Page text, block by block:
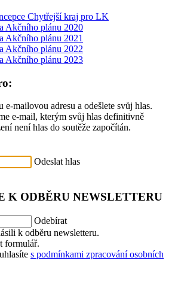
Chytřejší kraj pro LK
Akčního plánu 2020
Akčního plánu 2021
Akčního plánu 2022
Akčního plánu 2023
e-mailovou adresu a odešlete svůj hlas.
e-mail, kterým svůj hlas definitivně
není hlas do soutěže započítán.
Odeslat hlas
K ODBĚRU NEWSLETTERU
Odebírat
k odběru newsletteru.
formulář.
s podmínkami zpracování osobních